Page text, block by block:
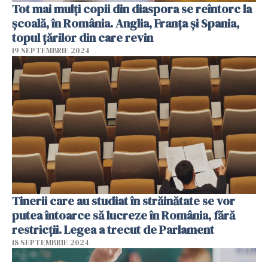
Tot mai mulți copii din diaspora se reîntorc la
școală, în România. Anglia, Franţa şi Spania,
topul țărilor din care revin
19 SEPTEMBRIE 2024
Tinerii care au studiat în străinătate se vor
putea întoarce să lucreze în România, fără
restricții. Legea a trecut de Parlament
18 SEPTEMBRIE 2024